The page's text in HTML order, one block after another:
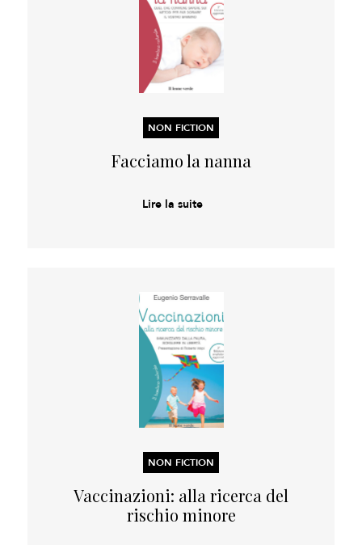
NON FICTION
Facciamo la nanna
Lire la suite
NON FICTION
Vaccinazioni: alla ricerca del
rischio minore